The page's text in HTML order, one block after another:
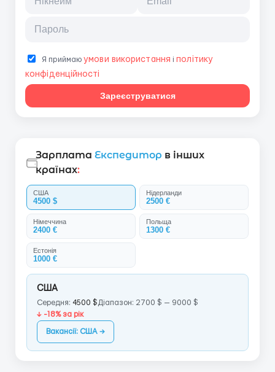
Я приймаюумови використання і політику
конфіденційності
Зареєструватися
Зарплата Експедитор в інших
країнах:
США
4500 $
Нідерланди
2500 €
Німеччина
2400 €
Польща
1300 €
Естонія
1000 €
США
Середня: 4500 $ Діапазон: 2700 $ — 9000 $
↓ -18% за рік
Вакансії: США →